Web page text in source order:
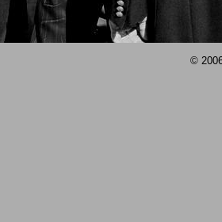
©